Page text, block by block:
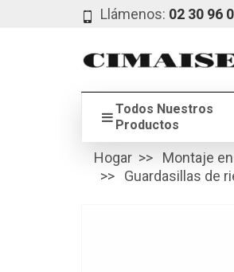
Llámenos: 02 30 96
Todos Nuestros
Productos
Hogar Montaje
Guardasillas de